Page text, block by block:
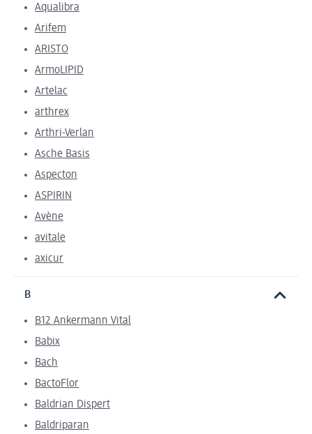
Aqualibra
Arifem
ARISTO
ArmoLIPID
Artelac
arthrex
Arthri-Verlan
Asche Basis
Aspecton
ASPIRIN
Avène
avitale
axicur
B
B12 Ankermann Vital
Babix
Bach
BactoFlor
Baldrian Dispert
Baldriparan